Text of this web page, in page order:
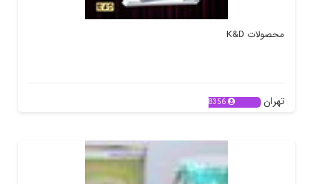
محصولات K&D
تهران 8356